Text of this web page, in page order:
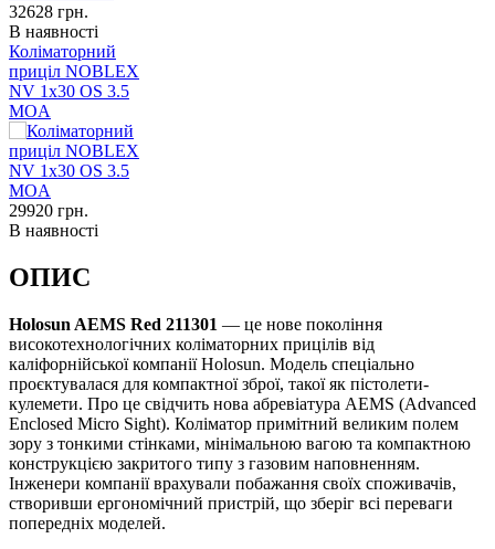
32628 грн.
В наявності
Коліматорний
приціл NOBLEX
NV 1x30 OS 3.5
MOA
29920 грн.
В наявності
ОПИС
Holosun AEMS Red 211301 — це нове покоління
високотехнологічних коліматорних прицілів від
каліфорнійської компанії Holosun. Модель спеціально
проєктувалася для компактної зброї, такої як пістолети-
кулемети. Про це свідчить нова абревіатура AEMS (Advanced
Enclosed Micro Sight). Коліматор примітний великим полем
зору з тонкими стінками, мінімальною вагою та компактною
конструкцією закритого типу з газовим наповненням.
Інженери компанії врахували побажання своїх споживачів,
створивши ергономічний пристрій, що зберіг всі переваги
попередніх моделей.